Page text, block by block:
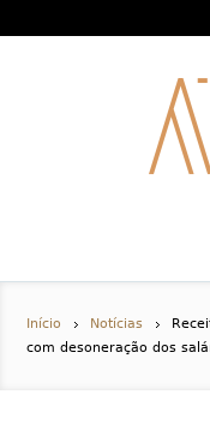
Início Notícias
com desoneração dos